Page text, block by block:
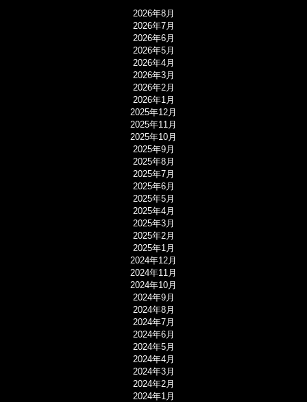
2026年8月
2026年7月
2026年6月
2026年5月
2026年4月
2026年3月
2026年2月
2026年1月
2025年12月
2025年11月
2025年10月
2025年9月
2025年8月
2025年7月
2025年6月
2025年5月
2025年4月
2025年3月
2025年2月
2025年1月
2024年12月
2024年11月
2024年10月
2024年9月
2024年8月
2024年7月
2024年6月
2024年5月
2024年4月
2024年3月
2024年2月
2024年1月